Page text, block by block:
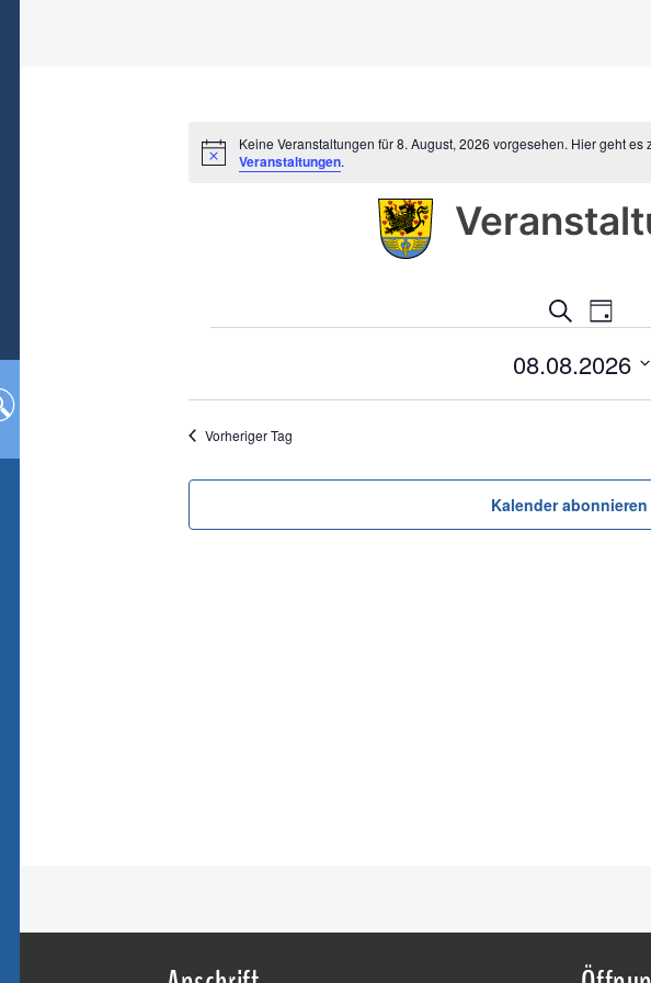
Hinweis
Keine Veranstaltungen für 8. August, 2026 vorgesehen. Hier geht es
Veranstaltungen.
und
SucheTag
für
8.
August,
2026
08.08.2026
Datum
Vorheriger Tag
Kalender abonnieren